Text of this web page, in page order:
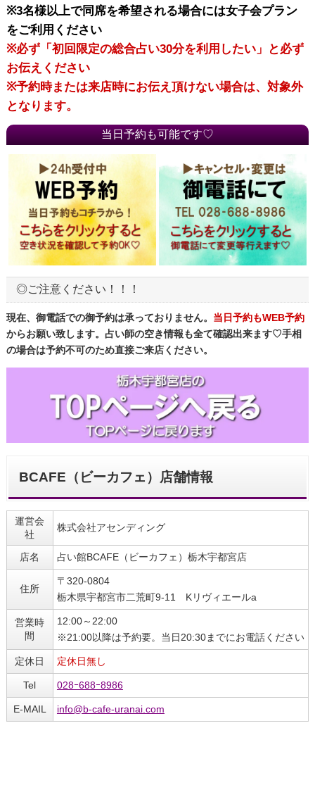
※3名様以上で同席を希望される場合には女子会プラン
をご利用ください
※必ず「初回限定の総合占い30分を利用したい」と必ず
お伝えください
※予約時または来店時にお伝え頂けない場合は、対象外
となります。
当日予約も可能です♡
◎ご注意ください！！！
現在、御電話での御予約は承っておりません。 当日予約もWEB予約
からお願い致します。占い師の空き情報も全て確認出来ます♡手相
の場合は予約不可のため直接ご来店ください。
BCAFE（ビーカフェ）店舗情報
運営会
社
株式会社アセンディング
店名 占い館BCAFE（ビーカフェ）栃木宇都宮店
住所
〒320-0804
栃木県宇都宮市二荒町9-11 Kリヴィエールa
営業時
間
12:00～22:00
※21:00以降は予約要。当日20:30までにお電話ください
定休日 定休日無し
Tel 028ｰ688ｰ8986
E-MAIL info@b-cafe-uranai.com